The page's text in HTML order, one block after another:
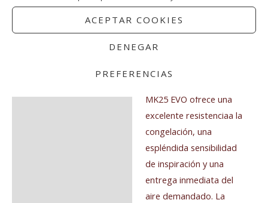
ACEPTAR COOKIES
DENEGAR
PREFERENCIAS
La combinación
perfecta: la segunda
etapa líder en ventas de
SCUBAPRO junto a
MK25 EVO ofrece una
excelente resistenciaa la
congelación, una
espléndida sensibilidad
de inspiración y una
entrega inmediata del
aire demandado. La